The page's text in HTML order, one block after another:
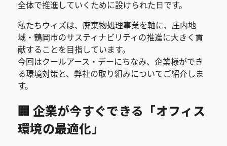
全体で推進していくために設けられた日です。
私たちウィズは、廃棄物処理事業を軸に、庄内地
域・鶴岡市のサスティナビリティの推進に大きく貢
献することを目指しています。
今回はクールアース・デーにちなみ、企業様ができ
る環境対策と、弊社の取り組みについてご紹介しま
す。
🏢 企業が今すぐできる「オフィス
環境の最適化」